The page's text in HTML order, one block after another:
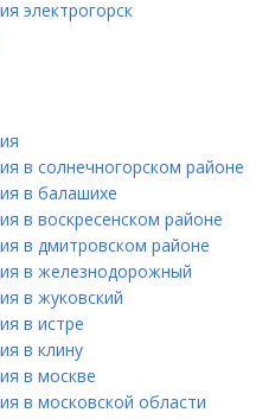
электрогорск
в cолнечногорском районе
в балашихе
в воскресенском районе
в дмитровском районе
в железнодорожный
в жуковский
в истре
в клину
в москве
в московской области